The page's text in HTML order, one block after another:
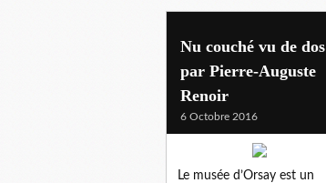
Nu couché vu de dos
par Pierre-Auguste
Renoir
6 Octobre 2016
Le musée d’Orsay est un